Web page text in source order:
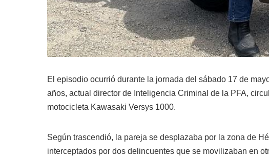
El episodio ocurrió durante la jornada del sábado 17 de
años, actual director de Inteligencia Criminal de la PFA,
motocicleta Kawasaki Versys 1000.
Según trascendió, la pareja se desplazaba por la zona de
interceptados por dos delincuentes que se movilizaban en